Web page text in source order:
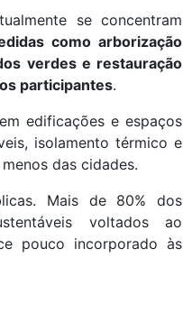
se concentram
como arborização
verdes e restauração
participantes.
edificações e espaços
isolamento térmico e
das cidades.
Mais de 80% dos
voltados ao
pouco incorporado às